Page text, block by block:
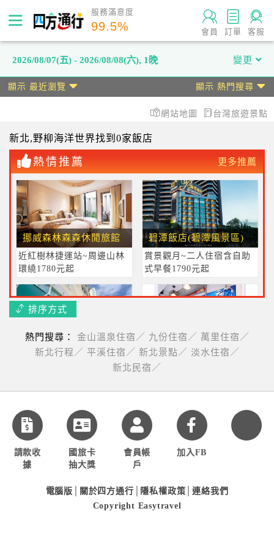
服務滿意度
99.5% 會員 訂單 客服
2026/08/07(五) - 2026/08/08(六), 1晚 變更
顯示 最近瀏覽 顯示 熱門搜尋
網站地圖 台灣旅遊景點
新北,野柳海洋世界找到0家飯店
熱情推薦 更多推薦
挪威森林森森休閒旅館
近紅樹林捷運站~周邊山林
環繞1780元起
碧潭飯店(碧潭風景區)
賞景觀月~二人住宿含自助
式早餐1790元起
富康精彩旅店 旅行邦尼民宿
早1200元起
海霞您的家民宿
東北角貢寮區住宿~二人住
排序方式
熱門搜尋： 金山溫泉住宿／ 九份住宿／ 萬里住宿／
新北行程／ 平溪住宿／ 新北景點／ 淡水住宿／
新北民宿／
請款收
據
國旅卡
抽大獎
會員帳
戶
加入FB
加入好
電腦版 關於四方通行 隱私權政策 │連絡我們
Copyright Easytravel